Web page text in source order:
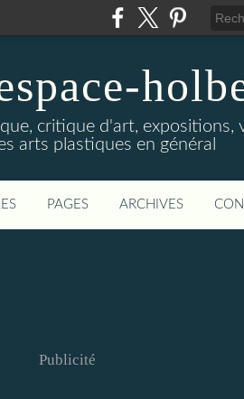
critique d'art, expositions,
arts plastiques en général
PAGES ARCHIVES
Publicité